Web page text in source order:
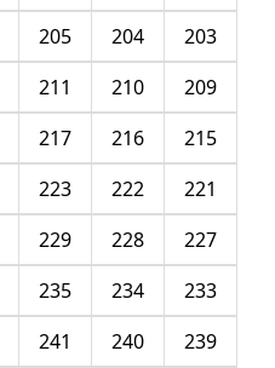
203
204
205
209
210
211
215
216
217
221
222
223
227
228
229
233
234
235
239
240
241